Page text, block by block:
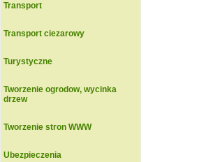
Transport
Transport ciezarowy
Turystyczne
Tworzenie ogrodow, wycinka
drzew
Tworzenie stron WWW
Ubezpieczenia